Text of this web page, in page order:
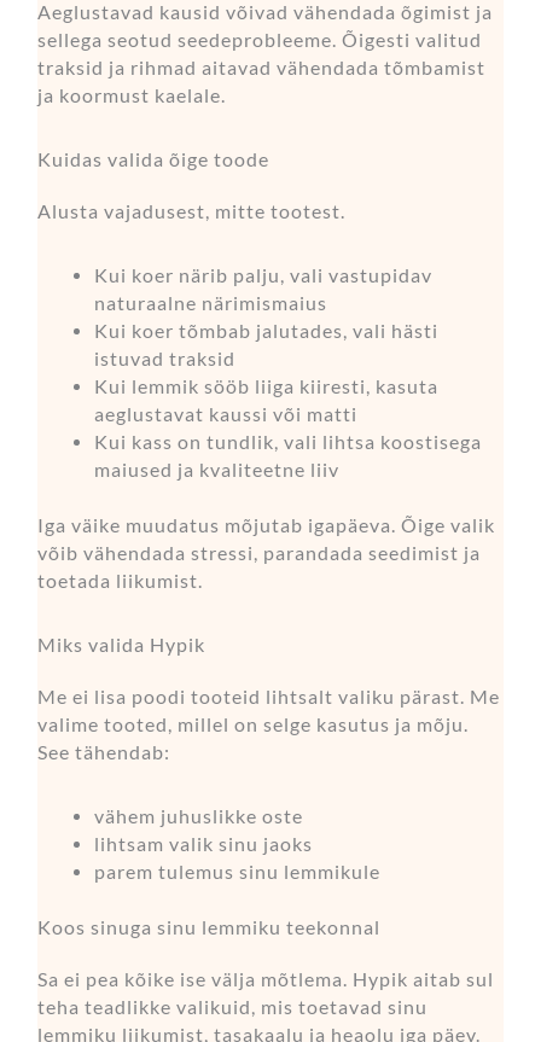
Aeglustavad kausid võivad vähendada õgimist ja
sellega seotud seedeprobleeme. Õigesti valitud
traksid ja rihmad aitavad vähendada tõmbamist
ja koormust kaelale.
Kuidas valida õige toode
Alusta vajadusest, mitte tootest.
Kui koer närib palju, vali vastupidav
naturaalne närimismaius
Kui koer tõmbab jalutades, vali hästi
istuvad traksid
Kui lemmik sööb liiga kiiresti, kasuta
aeglustavat kaussi või matti
Kui kass on tundlik, vali lihtsa koostisega
maiused ja kvaliteetne liiv
Iga väike muudatus mõjutab igapäeva. Õige valik
võib vähendada stressi, parandada seedimist ja
toetada liikumist.
Miks valida Hypik
Me ei lisa poodi tooteid lihtsalt valiku pärast. Me
valime tooted, millel on selge kasutus ja mõju.
See tähendab:
vähem juhuslikke oste
lihtsam valik sinu jaoks
parem tulemus sinu lemmikule
Koos sinuga sinu lemmiku teekonnal
Sa ei pea kõike ise välja mõtlema. Hypik aitab sul
teha teadlikke valikuid, mis toetavad sinu
lemmiku liikumist, tasakaalu ja heaolu iga päev.